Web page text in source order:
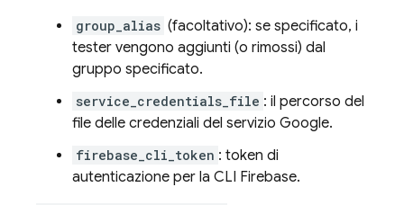
group_alias (facoltativo): se specificato, i
tester vengono aggiunti (o rimossi) dal
gruppo specificato.
service_credentials_file : il percorso del
file delle credenziali del servizio Google.
firebase_cli_token : token di
autenticazione per la CLI Firebase.